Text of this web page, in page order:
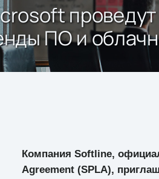
ПО и
Компания Softline,
Agreement (SPLA),